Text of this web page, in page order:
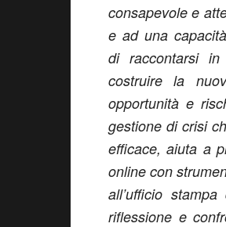
consapevole e
e ad una
di raccontarsi in
costruire la
opportunità e
gestione di crisi
efficace, aiuta a
online con
all’ufficio
riflessione e